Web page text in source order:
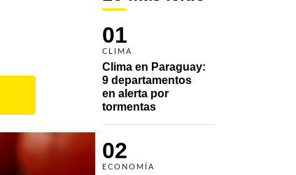
01
CLIMA
Clima en Paraguay:
9 departamentos
en alerta por
tormentas
02
ECONOMÍA